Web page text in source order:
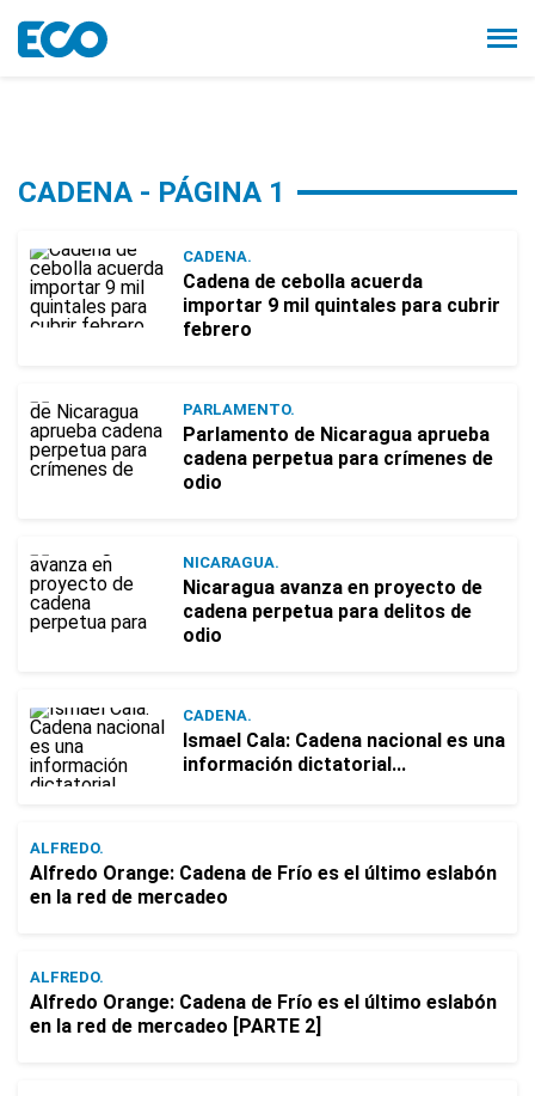
CADENA - PÁGINA 1
CADENA.
Cadena de cebolla acuerda
importar 9 mil quintales para cubrir
febrero
PARLAMENTO.
Parlamento de Nicaragua aprueba
cadena perpetua para crímenes de
odio
NICARAGUA.
Nicaragua avanza en proyecto de
cadena perpetua para delitos de
odio
CADENA.
Ismael Cala: Cadena nacional es una
información dictatorial...
ALFREDO.
Alfredo Orange: Cadena de Frío es el último eslabón
en la red de mercadeo
ALFREDO.
Alfredo Orange: Cadena de Frío es el último eslabón
en la red de mercadeo [PARTE 2]